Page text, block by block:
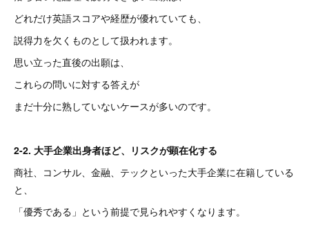
どれだけ英語スコアや経歴が優れていても、
説得力を欠くものとして扱われます。
思い立った直後の出願は、
これらの問いに対する答えが
まだ十分に熟していないケースが多いのです。
2-2. 大手企業出身者ほど、リスクが顕在化する
商社、コンサル、金融、テックといった大手企業に在籍している
と、
「優秀である」という前提で見られやすくなります。